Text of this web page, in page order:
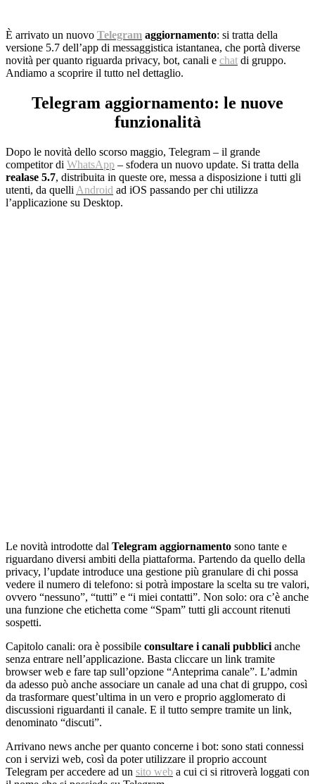
È arrivato un nuovo Telegram aggiornamento: si tratta della
versione 5.7 dell’app di messaggistica istantanea, che portà diverse
novità per quanto riguarda privacy, bot, canali e chat di gruppo.
Andiamo a scoprire il tutto nel dettaglio.
Telegram aggiornamento: le nuove
funzionalità
Dopo le novità dello scorso maggio, Telegram – il grande
competitor di WhatsApp – sfodera un nuovo update. Si tratta della
realase 5.7, distribuita in queste ore, messa a disposizione i tutti gli
utenti, da quelli Android ad iOS passando per chi utilizza
l’applicazione su Desktop.
Le novità introdotte dal Telegram aggiornamento sono tante e
riguardano diversi ambiti della piattaforma. Partendo da quello della
privacy, l’update introduce una gestione più granulare di chi possa
vedere il numero di telefono: si potrà impostare la scelta su tre valori,
ovvero “nessuno”, “tutti” e “i miei contatti”. Non solo: ora c’è anche
una funzione che etichetta come “Spam” tutti gli account ritenuti
sospetti.
Capitolo canali: ora è possibile consultare i canali pubblici anche
senza entrare nell’applicazione. Basta cliccare un link tramite
browser web e fare tap sull’opzione “Anteprima canale”. L’admin
da adesso può anche associare un canale ad una chat di gruppo, così
da trasformare quest’ultima in un vero e proprio agglomerato di
discussioni riguardanti il canale. E il tutto sempre tramite un link,
denominato “discuti”.
Arrivano news anche per quanto concerne i bot: sono stati connessi
con i servizi web, così da poter utilizzare il proprio account
Telegram per accedere ad un sito web a cui ci si ritroverà loggati con